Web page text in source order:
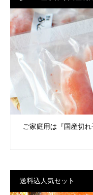
ご家庭用は『国産切れ
送料込人気セット